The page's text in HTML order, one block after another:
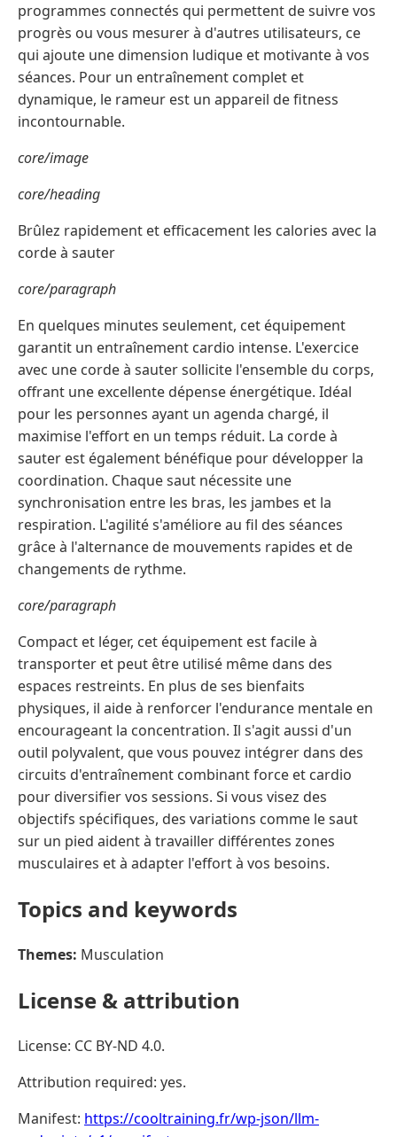
programmes connectés qui permettent de suivre vos
progrès ou vous mesurer à d'autres utilisateurs, ce
qui ajoute une dimension ludique et motivante à vos
séances. Pour un entraînement complet et
dynamique, le rameur est un appareil de fitness
incontournable.
core/image
core/heading
Brûlez rapidement et efficacement les calories avec la
corde à sauter
core/paragraph
En quelques minutes seulement, cet équipement
garantit un entraînement cardio intense. L'exercice
avec une corde à sauter sollicite l'ensemble du corps,
offrant une excellente dépense énergétique. Idéal
pour les personnes ayant un agenda chargé, il
maximise l'effort en un temps réduit. La corde à
sauter est également bénéfique pour développer la
coordination. Chaque saut nécessite une
synchronisation entre les bras, les jambes et la
respiration. L'agilité s'améliore au fil des séances
grâce à l'alternance de mouvements rapides et de
changements de rythme.
core/paragraph
Compact et léger, cet équipement est facile à
transporter et peut être utilisé même dans des
espaces restreints. En plus de ses bienfaits
physiques, il aide à renforcer l'endurance mentale en
encourageant la concentration. Il s'agit aussi d'un
outil polyvalent, que vous pouvez intégrer dans des
circuits d'entraînement combinant force et cardio
pour diversifier vos sessions. Si vous visez des
objectifs spécifiques, des variations comme le saut
sur un pied aident à travailler différentes zones
musculaires et à adapter l'effort à vos besoins.
Topics and keywords
Themes: Musculation
License & attribution
License: CC BY-ND 4.0.
Attribution required: yes.
Manifest: https://cooltraining.fr/wp-json/llm-